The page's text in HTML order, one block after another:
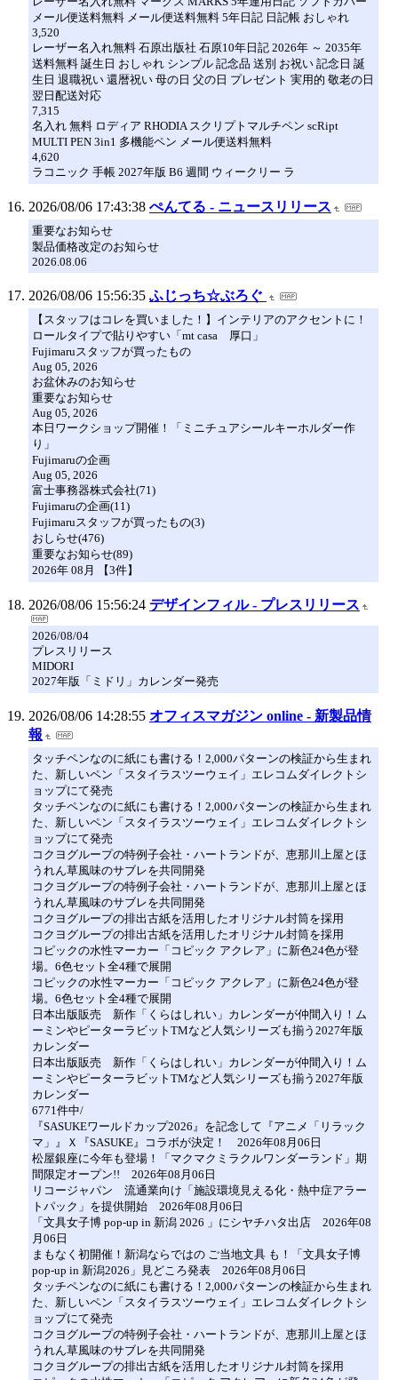
メール便送料無料 メール便送料無料 5年日記 日記帳 おしゃれ
3,520
レーザー名入れ無料 石原出版社 石原10年日記 2026年 ～ 2035年
送料無料 誕生日 おしゃれ シンプル 記念品 送別 お祝い 記念日 誕
生日 退職祝い 還暦祝い 母の日 父の日 プレゼント 実用的 敬老の日
翌日配送対応
7,315
名入れ 無料 ロディア RHODIA スクリプトマルチペン scRipt
MULTI PEN 3in1 多機能ペン メール便送料無料
4,620
ラコニック 手帳 2027年版 B6 週間 ウィークリー ラ
2026/08/06 17:43:38 ぺんてる - ニュースリリース
重要なお知らせ
製品価格改定のお知らせ
2026.08.06
2026/08/06 15:56:35 ふじっち☆ぶろぐ
【スタッフはコレを買いました！】インテリアのアクセントに！
ロールタイプで貼りやすい「mt casa 厚口」
Fujimaruスタッフが買ったもの
Aug 05, 2026
お盆休みのお知らせ
重要なお知らせ
Aug 05, 2026
本日ワークショップ開催！「ミニチュアシールキーホルダー作
り」
Fujimaruの企画
Aug 05, 2026
富士事務器株式会社(71)
Fujimaruの企画(11)
Fujimaruスタッフが買ったもの(3)
おしらせ(476)
重要なお知らせ(89)
2026年 08月 【3件】
2026/08/06 15:56:24 デザインフィル - プレスリリース
2026/08/04
プレスリリース
MIDORI
2027年版「ミドリ」カレンダー発売
2026/08/06 14:28:55 オフィスマガジン online - 新製品情
報
タッチペンなのに紙にも書ける！2,000パターンの検証から生まれ
た、新しいペン「スタイラスツーウェイ」エレコムダイレクトシ
ョップにて発売
タッチペンなのに紙にも書ける！2,000パターンの検証から生まれ
た、新しいペン「スタイラスツーウェイ」エレコムダイレクトシ
ョップにて発売
コクヨグループの特例子会社・ハートランドが、恵那川上屋とほ
うれん草風味のサブレを共同開発
コクヨグループの特例子会社・ハートランドが、恵那川上屋とほ
うれん草風味のサブレを共同開発
コクヨグループの排出古紙を活用したオリジナル封筒を採用
コクヨグループの排出古紙を活用したオリジナル封筒を採用
コピックの水性マーカー「コピック アクレア」に新色24色が登
場。6色セット全4種で展開
コピックの水性マーカー「コピック アクレア」に新色24色が登
場。6色セット全4種で展開
日本出版販売 新作「くらはしれい」カレンダーが仲間入り！ム
ーミンやピーターラビットTMなど人気シリーズも揃う2027年版
カレンダー
日本出版販売 新作「くらはしれい」カレンダーが仲間入り！ム
ーミンやピーターラビットTMなど人気シリーズも揃う2027年版
カレンダー
6771件中/
『SASUKEワールドカップ2026』を記念して『アニメ「リラック
マ」』Ｘ『SASUKE』コラボが決定！ 2026年08月06日
松屋銀座に今年も登場！「マクマクミラクルワンダーランド」期
間限定オープン!! 2026年08月06日
リコージャパン 流通業向け「施設環境見える化・熱中症アラー
トパック」を提供開始 2026年08月06日
「文具女子博 pop-up in 新潟 2026 」にシヤチハタ出店 2026年08
月06日
まもなく初開催！新潟ならではの ご当地文具 も！「文具女子博
pop-up in 新潟2026」見どころ発表 2026年08月06日
タッチペンなのに紙にも書ける！2,000パターンの検証から生まれ
た、新しいペン「スタイラスツーウェイ」エレコムダイレクトシ
ョップにて発売
コクヨグループの特例子会社・ハートランドが、恵那川上屋とほ
うれん草風味のサブレを共同開発
コクヨグループの排出古紙を活用したオリジナル封筒を採用